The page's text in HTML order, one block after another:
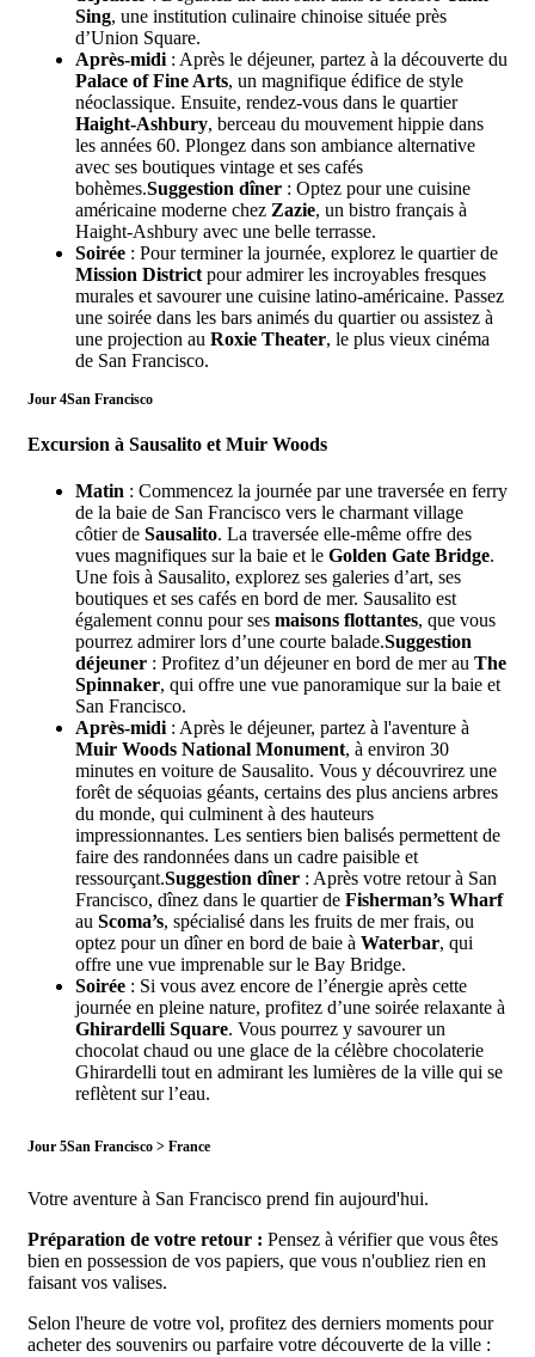
Sing, une institution culinaire chinoise située près
d’Union Square.
Après-midi : Après le déjeuner, partez à la découverte du
Palace of Fine Arts, un magnifique édifice de style
néoclassique. Ensuite, rendez-vous dans le quartier
Haight-Ashbury, berceau du mouvement hippie dans
les années 60. Plongez dans son ambiance alternative
avec ses boutiques vintage et ses cafés
bohèmes.Suggestion dîner : Optez pour une cuisine
américaine moderne chez Zazie, un bistro français à
Haight-Ashbury avec une belle terrasse.
Soirée : Pour terminer la journée, explorez le quartier de
Mission District pour admirer les incroyables fresques
murales et savourer une cuisine latino-américaine. Passez
une soirée dans les bars animés du quartier ou assistez à
une projection au Roxie Theater, le plus vieux cinéma
de San Francisco.
Jour 4San Francisco
Excursion à Sausalito et Muir Woods
Matin : Commencez la journée par une traversée en ferry
de la baie de San Francisco vers le charmant village
côtier de Sausalito. La traversée elle-même offre des
vues magnifiques sur la baie et le Golden Gate Bridge.
Une fois à Sausalito, explorez ses galeries d’art, ses
boutiques et ses cafés en bord de mer. Sausalito est
également connu pour ses maisons flottantes, que vous
pourrez admirer lors d’une courte balade.Suggestion
déjeuner : Profitez d’un déjeuner en bord de mer au The
Spinnaker, qui offre une vue panoramique sur la baie et
San Francisco.
Après-midi : Après le déjeuner, partez à l'aventure à
Muir Woods National Monument, à environ 30
minutes en voiture de Sausalito. Vous y découvrirez une
forêt de séquoias géants, certains des plus anciens arbres
du monde, qui culminent à des hauteurs
impressionnantes. Les sentiers bien balisés permettent de
faire des randonnées dans un cadre paisible et
ressourçant.Suggestion dîner : Après votre retour à San
Francisco, dînez dans le quartier de Fisherman’s Wharf
au Scoma’s, spécialisé dans les fruits de mer frais, ou
optez pour un dîner en bord de baie à Waterbar, qui
offre une vue imprenable sur le Bay Bridge.
Soirée : Si vous avez encore de l’énergie après cette
journée en pleine nature, profitez d’une soirée relaxante à
Ghirardelli Square. Vous pourrez y savourer un
chocolat chaud ou une glace de la célèbre chocolaterie
Ghirardelli tout en admirant les lumières de la ville qui se
reflètent sur l’eau.
Jour 5San Francisco > France
Votre aventure à San Francisco prend fin aujourd'hui.
Préparation de votre retour : Pensez à vérifier que vous êtes
bien en possession de vos papiers, que vous n'oubliez rien en
faisant vos valises.
Selon l'heure de votre vol, profitez des derniers moments pour
acheter des souvenirs ou parfaire votre découverte de la ville :